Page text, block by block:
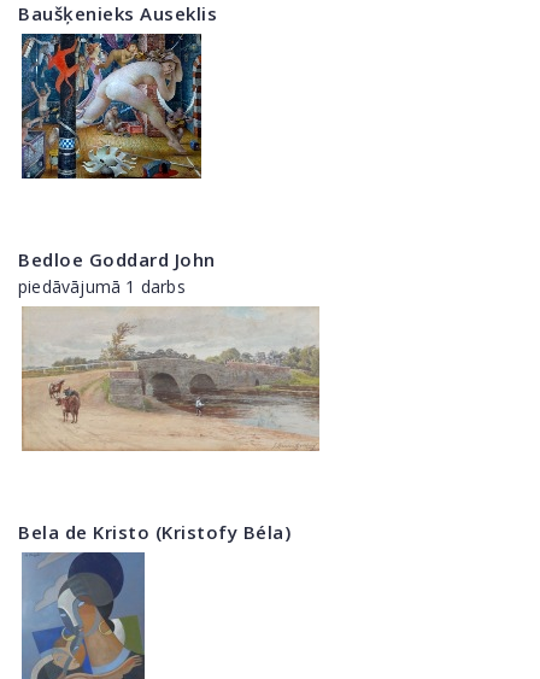
Baušķenieks Auseklis
Bedloe Goddard John
piedāvājumā 1 darbs
Bela de Kristo (Kristofy Béla)